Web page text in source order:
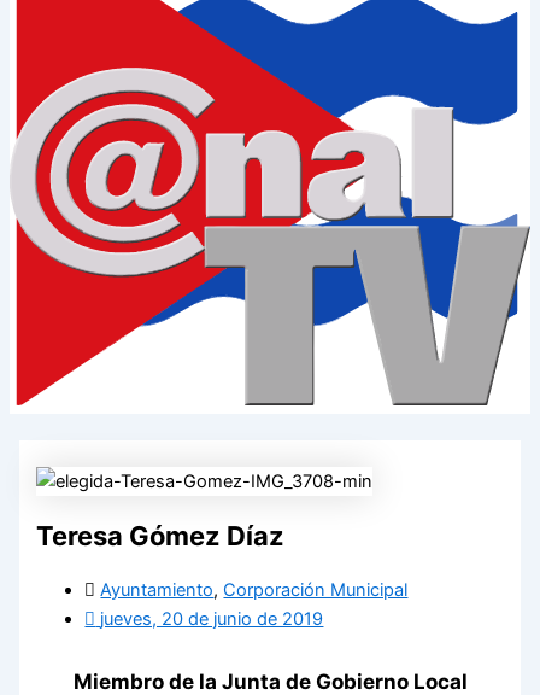
Teresa Gómez Díaz
Ayuntamiento,Corporación Municipal
jueves, 20 de junio de 2019
Miembro de la Junta de Gobierno Local